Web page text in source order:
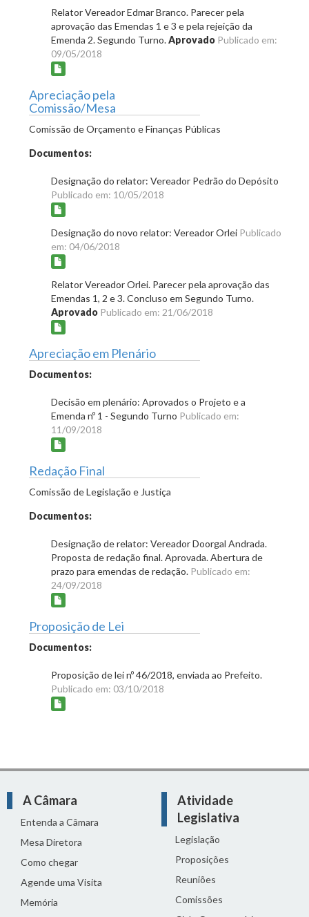
Relator Vereador Edmar Branco. Parecer pela
aprovação das Emendas 1 e 3 e pela rejeição da
Emenda 2. Segundo Turno.Aprovado Publicado em:
09/05/2018
Apreciação pela
Comissão/Mesa
Comissão de Orçamento e Finanças Públicas
Documentos:
Designação do relator: Vereador Pedrão do Depósito
Publicado em: 10/05/2018
Designação do novo relator: Vereador Orlei Publicado
em: 04/06/2018
Relator Vereador Orlei. Parecer pela aprovação das
Emendas 1, 2 e 3. Concluso em Segundo Turno.
Aprovado Publicado em: 21/06/2018
Apreciação em Plenário
Documentos:
Decisão em plenário: Aprovados o Projeto e a
Emenda nº 1 - Segundo Turno Publicado em:
11/09/2018
Redação Final
Comissão de Legislação e Justiça
Documentos:
Designação de relator: Vereador Doorgal Andrada.
Proposta de redação final. Aprovada. Abertura de
prazo para emendas de redação. Publicado em:
24/09/2018
Proposição de Lei
Documentos:
Proposição de lei nº 46/2018, enviada ao Prefeito.
Publicado em: 03/10/2018
A Câmara
Entenda a Câmara
Mesa Diretora
Como chegar
Agende uma Visita
Memória
Atividade
Legislativa
Legislação
Proposições
Reuniões
Comissões